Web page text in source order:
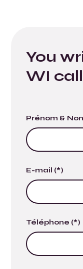
You
WI
Prénom &
E-mail (*)
Téléphone (*)